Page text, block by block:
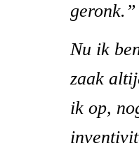
geronk.”
Nu ik
zaak
ik op,